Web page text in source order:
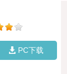
PC下载